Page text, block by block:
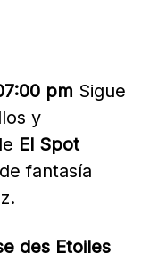
pm Sigue
y
El Spot
fantasía
des Etoiles